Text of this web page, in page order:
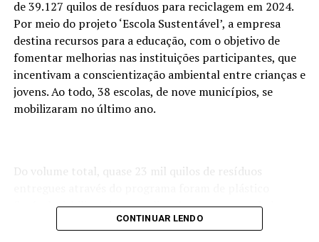
nacionais e internacionais pela qualidade da resina
reciclada produzida e pelos bem-sucedidos projetos
socioambientais mantidos pela empresa.
de 39.127 quilos de resíduos para reciclagem em 2024.
Por meio do projeto ‘Escola Sustentável’, a empresa
destina recursos para a educação, com o objetivo de
fomentar melhorias nas instituições participantes, que
incentivam a conscientização ambiental entre crianças e
jovens. Ao todo, 38 escolas, de nove municípios, se
mobilizaram no último ano.
Do volume total, quase 23 mil quilos de resíduos
flexível, viabilizando a reaplicação em novas embalagens
e produtos. Os colégios também entregaram cerca de
CONTINUAR LENDO